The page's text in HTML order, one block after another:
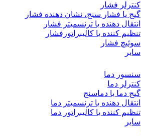
کنترلر فشار
گیج یا فشار سنج، نشان دهنده فشار
انتقال دهنده یا ترنسمیتر فشار
تنظیم کننده یا کالیبراتورفشار
سوئیچ فشار
سایر
سنسور دما
کنترلر دما
گیج دما یا دماسنج
انتقال دهنده یا ترنسمیتر دما
تنظیم کننده یا کالیبراتور دما
سایر